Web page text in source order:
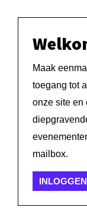
Maak
toegang tot
onze site en
mailbox.
INLOGGEN